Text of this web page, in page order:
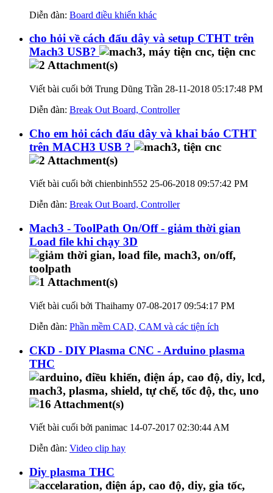
Diễn đàn: Board điều khiển khác
cho hỏi về cách đấu dây và setup CTHT trên
Mach3 USB?
Viết bài cuối bởi Trung Dũng Trần 28-11-2018 05:17:48 PM
Diễn đàn: Break Out Board, Controller
Cho em hỏi cách đấu dây và khai báo CTHT
trên MACH3 USB ?
Viết bài cuối bởi chienbinh552 25-06-2018 09:57:42 PM
Diễn đàn: Break Out Board, Controller
Mach3 - ToolPath On/Off - giảm thời gian
Load file khi chạy 3D
Viết bài cuối bởi Thaihamy 07-08-2017 09:54:17 PM
Diễn đàn: Phần mềm CAD, CAM và các tiện ích
CKD - DIY Plasma CNC - Arduino plasma
THC
Viết bài cuối bởi panimac 14-07-2017 02:30:44 AM
Diễn đàn: Video clip hay
Diy plasma THC